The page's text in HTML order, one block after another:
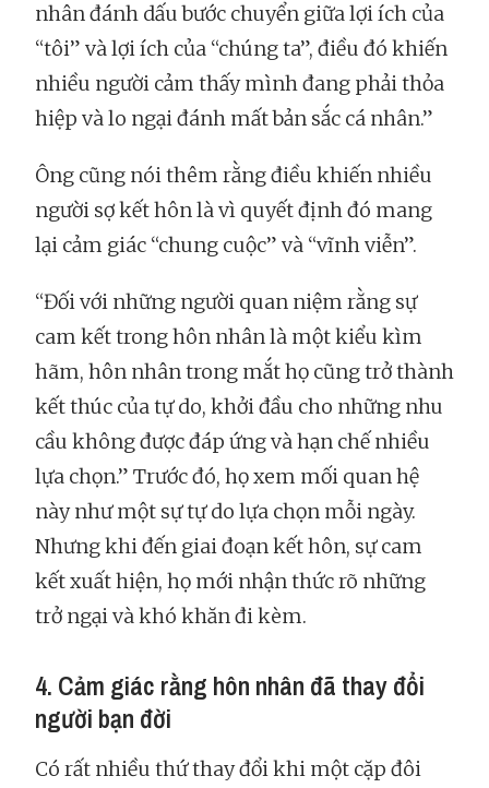
nhân đánh dấu bước chuyển giữa lợi ích của
“tôi” và lợi ích của “chúng ta”, điều đó khiến
nhiều người cảm thấy mình đang phải thỏa
hiệp và lo ngại đánh mất bản sắc cá nhân.”
Ông cũng nói thêm rằng điều khiến nhiều
người sợ kết hôn là vì quyết định đó mang
lại cảm giác “chung cuộc” và “vĩnh viễn”.
“Đối với những người quan niệm rằng sự
cam kết trong hôn nhân là một kiểu kìm
hãm, hôn nhân trong mắt họ cũng trở thành
kết thúc của tự do, khởi đầu cho những nhu
cầu không được đáp ứng và hạn chế nhiều
lựa chọn.” Trước đó, họ xem mối quan hệ
này như một sự tự do lựa chọn mỗi ngày.
Nhưng khi đến giai đoạn kết hôn, sự cam
kết xuất hiện, họ mới nhận thức rõ những
trở ngại và khó khăn đi kèm.
4. Cảm giác rằng hôn nhân đã thay đổi
người bạn đời
Có rất nhiều thứ thay đổi khi một cặp đôi